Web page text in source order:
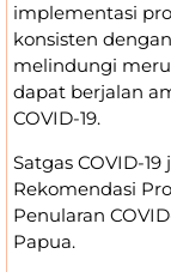
implementasi
konsisten
melindungi
dapat berjalan
COVID-19.
Satgas COVID-
Rekomendasi
Penularan
Papua.